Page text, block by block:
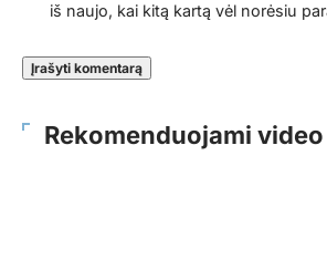
iš naujo, kai kitą kartą vėl norėsiu
Rekomenduojami video